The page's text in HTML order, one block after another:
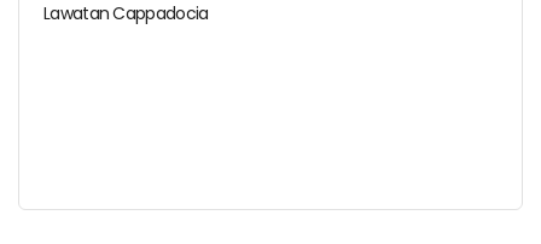
Lawatan Cappadocia